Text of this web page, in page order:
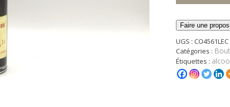
Faire une
UGS : CO4561LEC
Catégories :
Étiquettes :